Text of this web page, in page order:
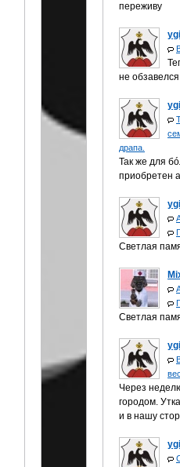
переживу
не
драпа.
Так же для
приобретен
Светлая
Светлая
Через
городом.
и в нашу